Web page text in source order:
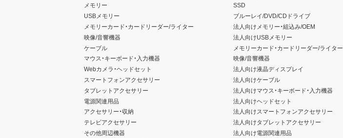
メモリー
USBメモリー
メモリーカード・カードリーダー/ライター
映像/音響機器
ケーブル
マウス・キーボード・入力機器
Webカメラ・ヘッドセット
スマートフォンアクセサリー
タブレットアクセサリー
電源関連用品
アクセサリー・収納
テレビアクセサリー
その他周辺機器
SSD
ブルーレイ/DVD/CDドライブ
法人向けメモリー・組込み/OEM
法人向けUSBメモリー
メモリーカード・カードリーダー/ライター
映像/音響機器
法人向け液晶ディスプレイ
法人向けケーブル
法人向けマウス・キーボード・入力機器
法人向けヘッドセット
法人向けスマートフォンアクセサリー
法人向けタブレットアクセサリー
法人向け電源関連用品